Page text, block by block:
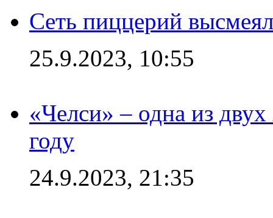
Сеть пиццерий
25.9.2023, 10:55
«Челси» – одна из
году
24.9.2023, 21:35